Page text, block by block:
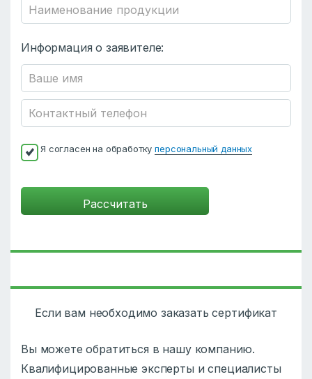
Информация о заявителе:
Я согласен на обработкуперсональный данных
Если вам необходимо заказать сертификат
Вы можете обратиться в нашу компанию.
Квалифицированные эксперты и специалисты